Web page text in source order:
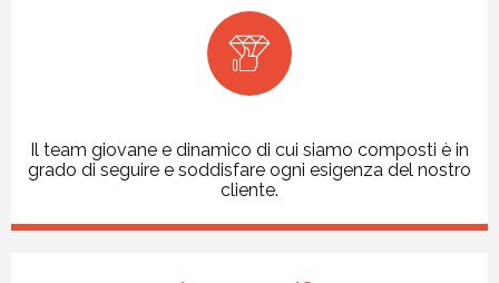
Il team giovane e dinamico di cui siamo composti è in
grado di seguire e soddisfare ogni esigenza del nostro
cliente.